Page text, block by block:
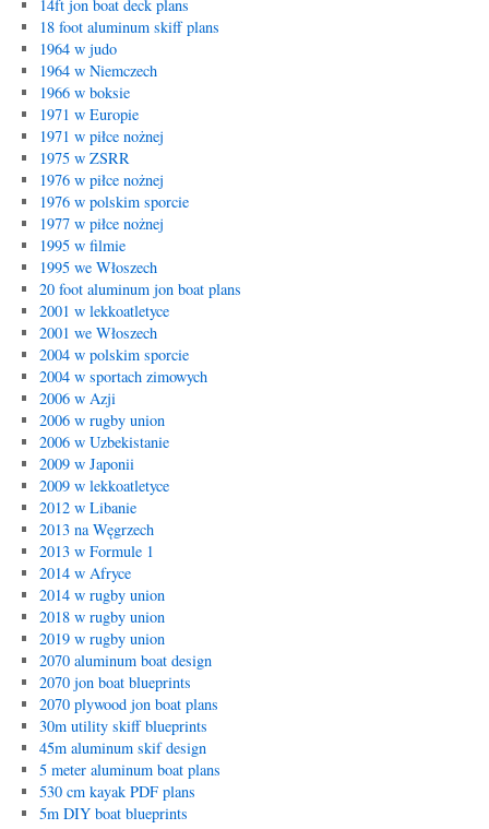
14ft jon boat deck plans
18 foot aluminum skiff plans
1964 w judo
1964 w Niemczech
1966 w boksie
1971 w Europie
1971 w piłce nożnej
1975 w ZSRR
1976 w piłce nożnej
1976 w polskim sporcie
1977 w piłce nożnej
1995 w filmie
1995 we Włoszech
20 foot aluminum jon boat plans
2001 w lekkoatletyce
2001 we Włoszech
2004 w polskim sporcie
2004 w sportach zimowych
2006 w Azji
2006 w rugby union
2006 w Uzbekistanie
2009 w Japonii
2009 w lekkoatletyce
2012 w Libanie
2013 na Węgrzech
2013 w Formule 1
2014 w Afryce
2014 w rugby union
2018 w rugby union
2019 w rugby union
2070 aluminum boat design
2070 jon boat blueprints
2070 plywood jon boat plans
30m utility skiff blueprints
45m aluminum skif design
5 meter aluminum boat plans
530 cm kayak PDF plans
5m DIY boat blueprints